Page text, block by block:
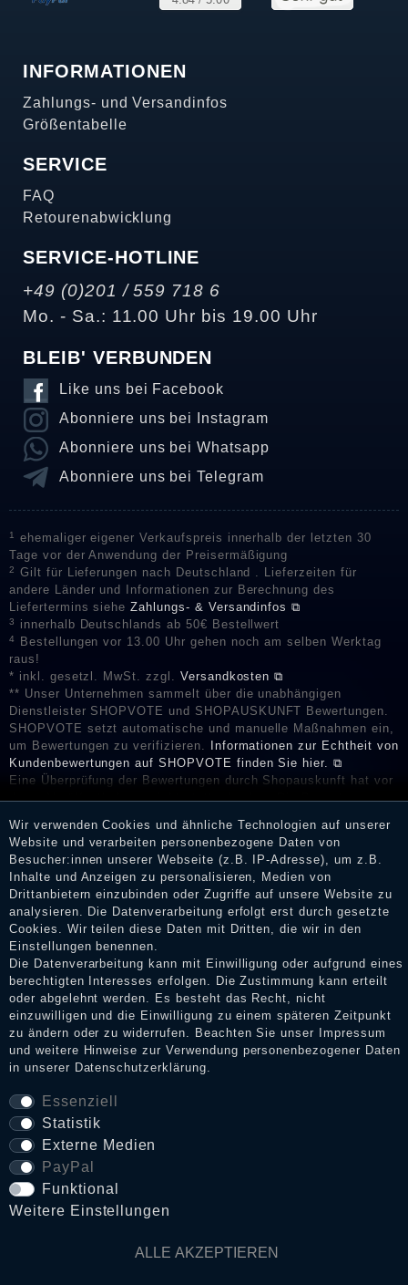
INFORMATIONEN
Zahlungs- und Versandinfos
Größentabelle
SERVICE
FAQ
Retourenabwicklung
SERVICE-HOTLINE
+49 (0)201 / 559 718 6
Mo. - Sa.: 11.00 Uhr bis 19.00 Uhr
BLEIB' VERBUNDEN
Like uns bei Facebook
Abonniere uns bei Instagram
Abonniere uns bei Whatsapp
Abonniere uns bei Telegram
1
ehemaliger eigener Verkaufspreis innerhalb der letzten 30
Tage vor der Anwendung der Preisermäßigung
2
Gilt für Lieferungen nach Deutschland . Lieferzeiten für
andere Länder und Informationen zur Berechnung des
Liefertermins sieheZahlungs- & Versandinfos ⧉
3 innerhalb Deutschlands ab 50€ Bestellwert
4
Bestellungen vor 13.00 Uhr gehen noch am selben Werktag
raus!
* inkl. gesetzl. MwSt. zzgl. Versandkosten ⧉
** Unser Unternehmen sammelt über die unabhängigen
Dienstleister SHOPVOTE und SHOPAUSKUNFT Bewertungen.
SHOPVOTE setzt automatische und manuelle Maßnahmen ein,
um Bewertungen zu verifizieren.
Informationen zur Echtheit von
Kundenbewertungen auf SHOPVOTE finden Sie hier. ⧉
Eine Überprüfung der Bewertungen durch Shopauskunft hat vor
deren Veröffentlichung nicht stattgefunden. Die Bewertungen
Dienstleistungen gar nicht erworben oder genutzt haben. Nach
Erhalt einer Benachrichtigungs-E-Mail können Händler die
Bewertungen verifizieren und über die erfolgte Verifizierung im
Shop informieren.
Impressum
Daten­schutz­erklärung
Widerrufs­recht
VERTRAG WIDERRUFEN
Wir verwenden Cookies und ähnliche Technologien auf unserer
Website und verarbeiten personenbezogene Daten von
Besucher:innen unserer Webseite (z.B. IP-Adresse), um z.B.
Inhalte und Anzeigen zu personalisieren, Medien von
Drittanbietern einzubinden oder Zugriffe auf unsere Website zu
analysieren. Die Datenverarbeitung erfolgt erst durch gesetzte
Cookies. Wir teilen diese Daten mit Dritten, die wir in den
Einstellungen benennen.
Die Datenverarbeitung kann mit Einwilligung oder aufgrund eines
berechtigten Interesses erfolgen. Die Zustimmung kann erteilt
oder abgelehnt werden. Es besteht das Recht, nicht
einzuwilligen und die Einwilligung zu einem späteren Zeitpunkt
zu ändern oder zu widerrufen. Beachten Sie unser
Impressum
und weitere Hinweise zur Verwendung personenbezogener Daten
in unserer Daten­schutz­erklärung.
Essenziell
Statistik
Externe Medien
PayPal
Funktional
Weitere Einstellungen
ALLE AKZEPTIEREN